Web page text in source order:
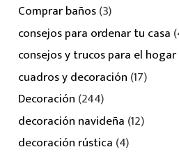
Comprar baños(3)
consejos para ordenar tu casa
consejos y trucos para el hogar
cuadros y decoración (17)
Decoración (244)
decoración navideña (12)
decoración rústica (4)